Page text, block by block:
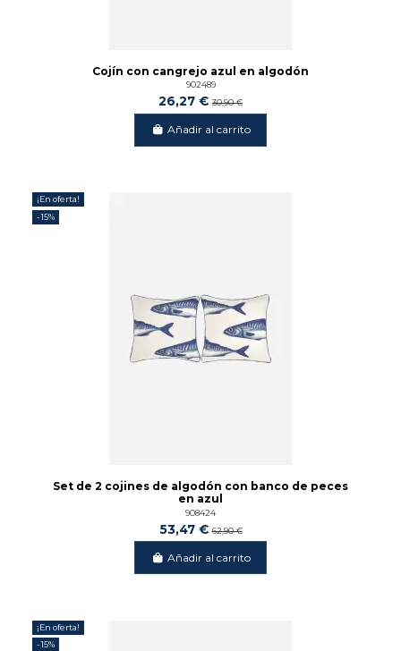
Cojín con cangrejo azul en algodón
902489
26,27 € 30,90 €
Añadir al carrito
¡En oferta!
-15%
Set de 2 cojines de algodón con banco de peces
en azul
908424
53,47 €62,90 €
Añadir al carrito
¡En oferta!
-15%